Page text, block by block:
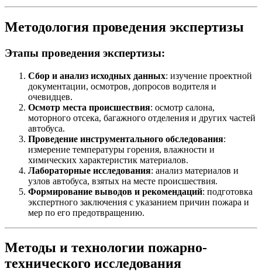
Методология проведения экспертизы
Этапы проведения экспертизы:
Сбор и анализ исходных данных: изучение проектной
документации, осмотров, допросов водителя и
очевидцев.
Осмотр места происшествия: осмотр салона,
моторного отсека, багажного отделения и других частей
автобуса.
Проведение инструментального обследования:
измерение температуры горения, влажности и
химических характеристик материалов.
Лабораторные исследования: анализ материалов и
узлов автобуса, взятых на месте происшествия.
Формирование выводов и рекомендаций: подготовка
экспертного заключения с указанием причин пожара и
мер по его предотвращению.
Методы и технологии пожарно-
технического исследования